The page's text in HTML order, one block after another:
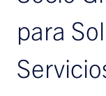
para